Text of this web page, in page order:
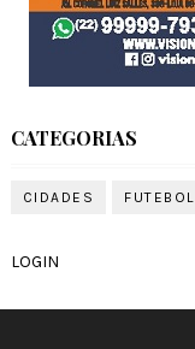
CATEGORIAS
CIDADES FUTEBOL
LOGIN